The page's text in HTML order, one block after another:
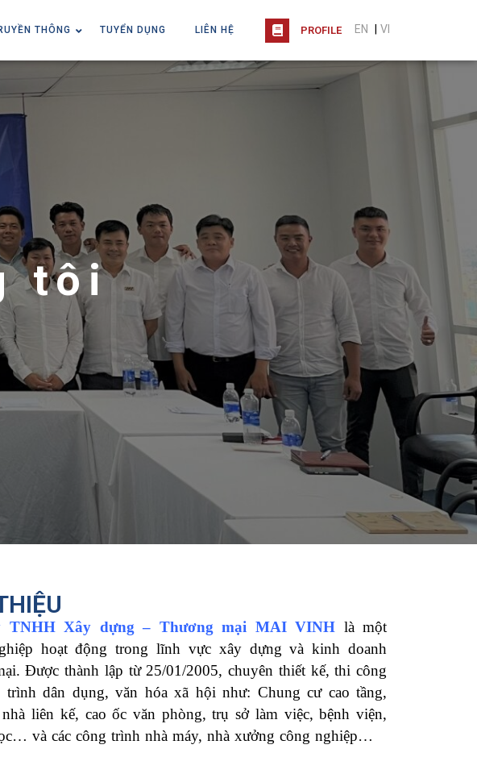
THÔNG TUYỂN DỤNG LIÊN HỆ PROFILE EN VI
tôi
TNHH Xây dựng – Thương mại MAI VINH là một
hoạt động trong lĩnh vực xây dựng và kinh doanh
Được thành lập từ 25/01/2005, chuyên thiết kế, thi công
trình dân dụng, văn hóa xã hội như: Chung cư cao tầng,
liên kế, cao ốc văn phòng, trụ sở làm việc, bệnh viện,
và các công trình nhà máy, nhà xưởng công nghiệp…